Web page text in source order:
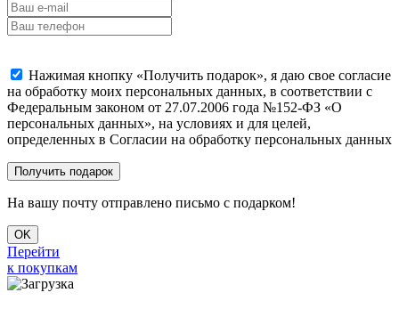
Нажимая кнопку «Получить подарок», я даю свое согласие
на обработку моих персональных данных, в соответствии с
Федеральным законом от 27.07.2006 года №152-ФЗ «О
персональных данных», на условиях и для целей,
определенных в Согласии на обработку персональных данных
На вашу почту отправлено письмо с подарком!
OK
Перейти
к покупкам